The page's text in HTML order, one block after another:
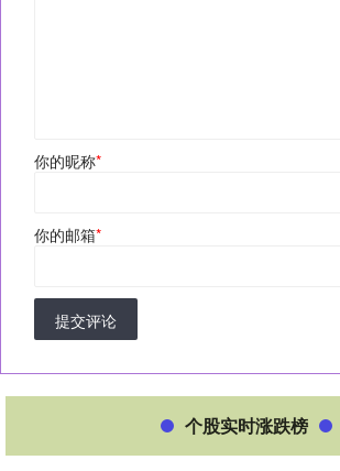
你的昵称*
你的邮箱*
提交评论
个股实时涨跌榜